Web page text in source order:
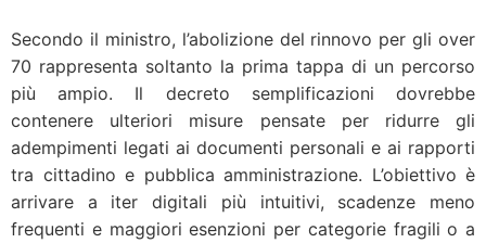
Secondo il ministro, l’abolizione del rinnovo per gli over
70 rappresenta soltanto la prima tappa di un percorso
più ampio. Il decreto semplificazioni dovrebbe
contenere ulteriori misure pensate per ridurre gli
adempimenti legati ai documenti personali e ai rapporti
tra cittadino e pubblica amministrazione. L’obiettivo è
arrivare a iter digitali più intuitivi, scadenze meno
frequenti e maggiori esenzioni per categorie fragili o a